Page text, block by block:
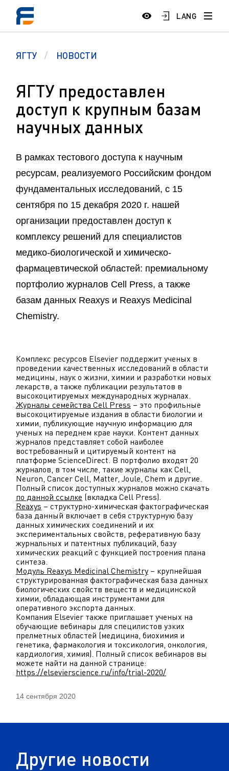
LANG
ЯГТУ НОВОСТИ
ЯГТУ предоставлен
доступ к крупным базам
научных данных
В рамках тестового доступа к научным
ресурсам, реализуемого Российским фондом
фундаментальных исследований, с 15
сентября по 15 декабря 2020 г. нашей
организации предоставлен доступ к
комплексу решений для специалистов
медико-биологической и химическо-
фармацевтической областей: премиальному
портфолио журналов Cell Press, а также
базам данных Reaxys и Reaxys Medicinal
Chemistry.
Комплекс ресурсов Elsevier поддержит ученых в
проведении качественных исследований в области
медицины, наук о жизни, химии и разработки новых
лекарств, а также публикации результатов в
высокоцитируемых международных журналах.
Журналы семейства Cell Press – это профильные
высокоцитируемые издания в области биологии и
химии, публикующие научную информацию для
ученых на переднем крае науки. Контент данных
журналов представляет собой наиболее
востребованный и цитируемый контент на
платформе ScienceDirect. В портфолио входят 20
журналов, в том числе, такие журналы как Cell,
Neuron, Cancer Cell, Matter, Joule, Chem и другие.
Полный список доступных журналов можно скачать
по данной ссылке (вкладка Cell Press).
Reaxys – структурно-химическая фактографическая
база данный включает в себя структурную базу
данных химических соединений и их
экспериментальных свойств, реферативную базу
журнальных и патентных публикаций, базу
химических реакций с функцией построения плана
синтеза.
Модуль Reaxys Medicinal Chemistry – крупнейшая
структурированная фактографическая база данных
биологических свойств веществ и медицинской
химии, обладающая инструментами для
оперативного экспорта данных.
Компания Elsevier также приглашает ученых на
обучающие вебинары для специлистов узких
прелметных областей (медицина, биохимия и
генетика, фармакология и токсикология, онкология,
кардиология, химия). Полный список вебинаров вы
можете найти на данной странице:
https://elsevierscience.ru/info/trial-2020/
14 сентября 2020
Другие новости